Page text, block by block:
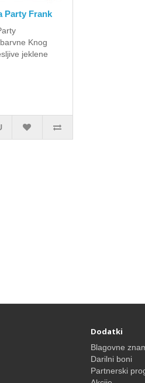
Party Frank
Knog
jeklene
Dodatki
Blagovne
Darilni boni
Partnerski